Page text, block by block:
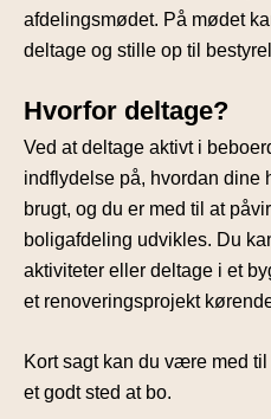
afdelingsmødet. På mødet
deltage og stille op til
Hvorfor deltage?
Ved at deltage aktivt i
indflydelse på, hvordan dine
brugt, og du er med til at
boligafdeling udvikles. Du
aktiviteter eller deltage i et
et renoveringsprojekt
Kort sagt kan du være med
et godt sted at bo.